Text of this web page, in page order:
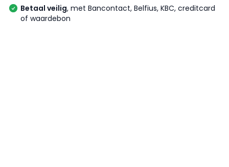
Betaal veilig, met Bancontact, Belfius, KBC, creditcard
of waardebon